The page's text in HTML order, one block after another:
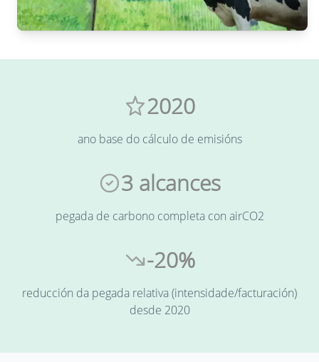
2020
ano base do cálculo de emisións
3 alcances
pegada de carbono completa con airCO2
-20%
reducción da pegada relativa (intensidade/facturación)
desde 2020